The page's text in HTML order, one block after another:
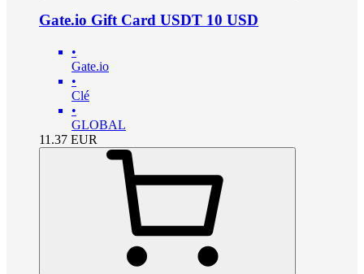
Gate.io Gift Card USDT 10 USD
•
Gate.io
•
Clé
•
GLOBAL
11.37 EUR